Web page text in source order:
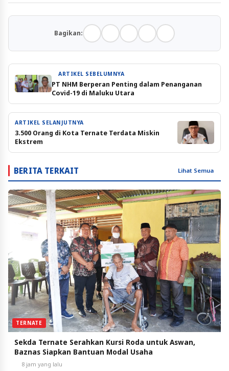
Bagikan:
ARTIKEL SEBELUMNYA
PT NHM Berperan Penting dalam Penanganan
Covid-19 di Maluku Utara
ARTIKEL SELANJUTNYA
3.500 Orang di Kota Ternate Terdata Miskin
Ekstrem
BERITA TERKAIT Lihat Semua
TERNATE
Sekda Ternate Serahkan Kursi Roda untuk Aswan,
Baznas Siapkan Bantuan Modal Usaha
8 jam yang lalu